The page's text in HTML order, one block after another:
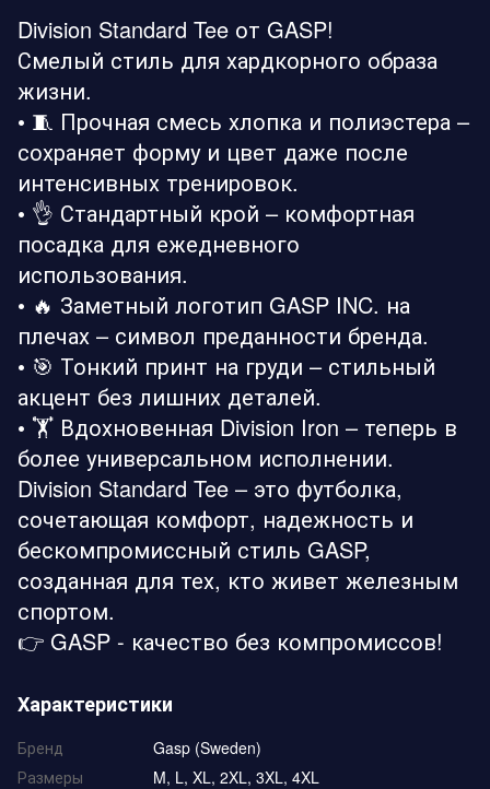
Division Standard Tee от GASP!
Смелый стиль для хардкорного образа
жизни.
• 🧵 Прочная смесь хлопка и полиэстера –
сохраняет форму и цвет даже после
интенсивных тренировок.
• 👌 Стандартный крой – комфортная
посадка для ежедневного
использования.
• 🔥 Заметный логотип GASP INC. на
плечах – символ преданности бренда.
• 🎯 Тонкий принт на груди – стильный
акцент без лишних деталей.
• 🏋️ Вдохновенная Division Iron – теперь в
более универсальном исполнении.
Division Standard Tee – это футболка,
сочетающая комфорт, надежность и
бескомпромиссный стиль GASP,
созданная для тех, кто живет железным
спортом.
👉 GASP - качество без компромиссов!
Характеристики
Бренд
Gasp (Sweden)
Размеры
M, L, XL, 2XL, 3XL, 4XL